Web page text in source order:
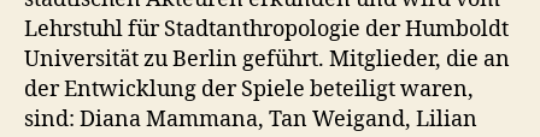
Lehrstuhl für Stadtanthropologie der Humboldt
Universität zu Berlin geführt. Mitglieder, die an
der Entwicklung der Spiele beteiligt waren,
sind: Diana Mammana, Tan Weigand, Lilian